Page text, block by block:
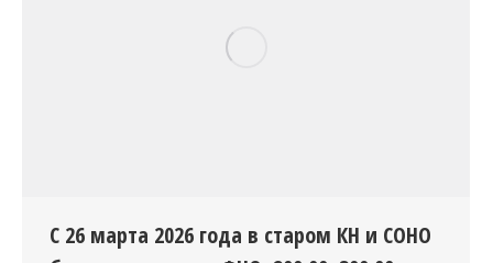
С 26 марта 2026 года в старом КН и СОНО